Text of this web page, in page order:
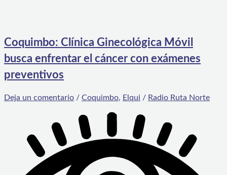
Coquimbo: Clínica Ginecológica Móvil
busca enfrentar el cáncer con exámenes
preventivos
Deja un comentario / Coquimbo, Elqui / Radio Ruta Norte